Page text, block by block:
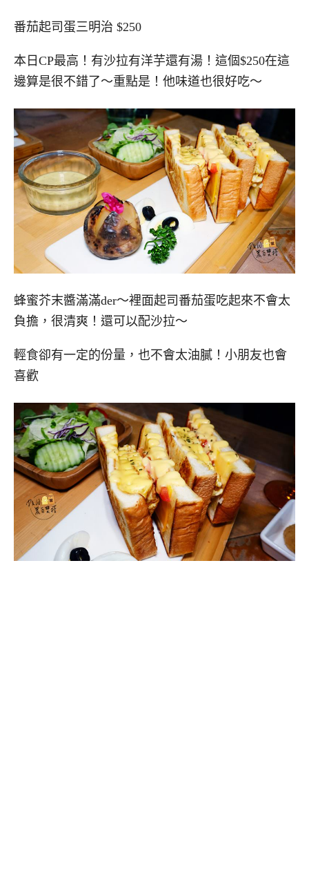
番茄起司蛋三明治 $250
本日CP最高！有沙拉有洋芋還有湯！這個$250在這
邊算是很不錯了～重點是！他味道也很好吃～
蜂蜜芥末醬滿滿der～裡面起司番茄蛋吃起來不會太
負擔，很清爽！還可以配沙拉～
輕食卻有一定的份量，也不會太油膩！小朋友也會
喜歡